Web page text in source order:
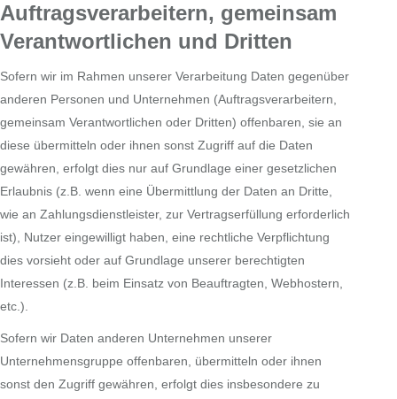
Auftragsverarbeitern, gemeinsam
Verantwortlichen und Dritten
Sofern wir im Rahmen unserer Verarbeitung Daten gegenüber
anderen Personen und Unternehmen (Auftragsverarbeitern,
gemeinsam Verantwortlichen oder Dritten) offenbaren, sie an
diese übermitteln oder ihnen sonst Zugriff auf die Daten
gewähren, erfolgt dies nur auf Grundlage einer gesetzlichen
Erlaubnis (z.B. wenn eine Übermittlung der Daten an Dritte,
wie an Zahlungsdienstleister, zur Vertragserfüllung erforderlich
ist), Nutzer eingewilligt haben, eine rechtliche Verpflichtung
dies vorsieht oder auf Grundlage unserer berechtigten
Interessen (z.B. beim Einsatz von Beauftragten, Webhostern,
etc.).
Sofern wir Daten anderen Unternehmen unserer
Unternehmensgruppe offenbaren, übermitteln oder ihnen
sonst den Zugriff gewähren, erfolgt dies insbesondere zu